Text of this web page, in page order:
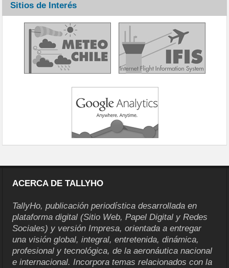
Sitios de Interés
ACERCA DE TALLYHO
TallyHo, publicación periodística desarrollada en
plataforma digital (Sitio Web, Papel Digital y Redes
Sociales) y versión Impresa, orientada a entregar
una visión global, integral, entretenida, dinámica,
profesional y tecnológica, de la aeronáutica nacional
e internacional. Incorpora temas relacionados con la